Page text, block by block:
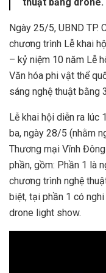
Ngày 25/5, UBND TP.
chương trình Lễ khai
– kỷ niệm 10 năm Lễ
Văn hóa phi vật thể
sáng nghệ thuật bằng
Lễ khai hội diễn ra lúc
ba, ngày 28/5 (nhằm
Thương mại Vĩnh
phần, gồm: Phần 1 là
chương trình nghệ
biệt, tại phần 1 có
drone light show.